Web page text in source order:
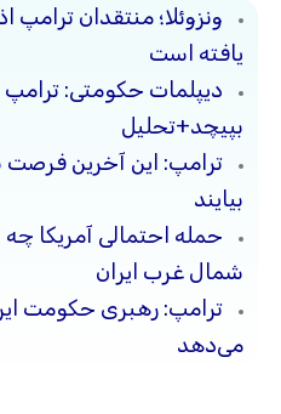
ونزوئلا؛ منتقدان
یافته است
دیپلمات حکومتی:
بپیچد+تحلیل
ترامپ: این آخرین فرصت
بیایند
حمله احتمالی آمریکا
شمال غرب ایران
ترامپ: رهبری حکومت
می‌دهد